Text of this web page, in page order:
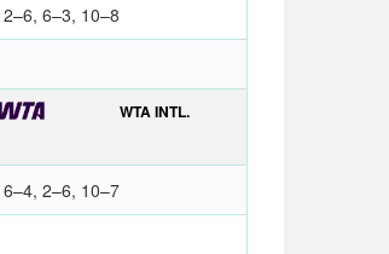
2–6, 6–3, 10–8
WTA INTL.
6–4, 2–6, 10–7